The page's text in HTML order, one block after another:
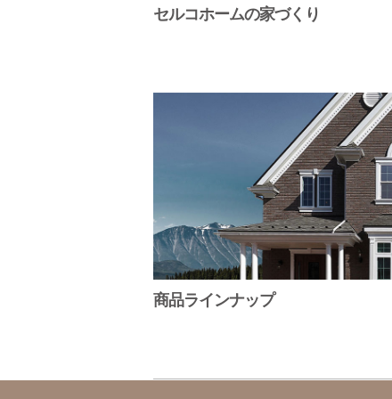
セルコホームの家づくり
商品ラインナップ